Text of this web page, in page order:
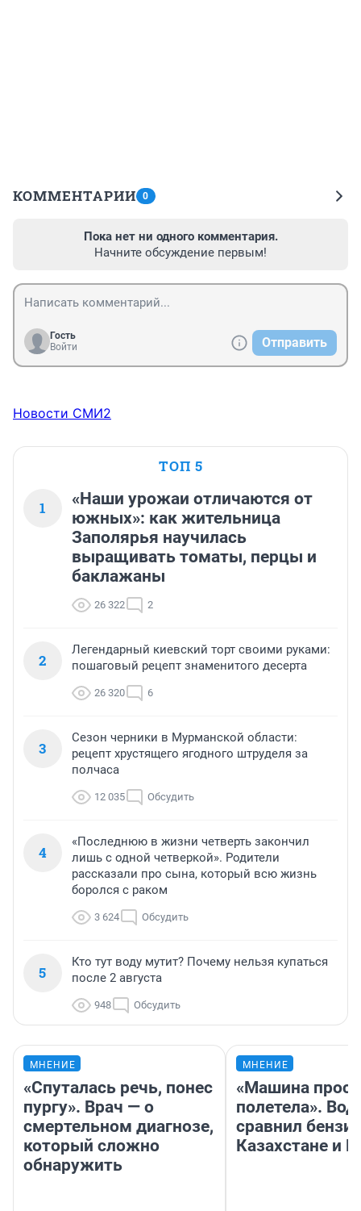
КОММЕНТАРИИ 0
Пока нет ни одного комментария.
Начните обсуждение первым!
Гость
Войти
Отправить
Новости СМИ2
ТОП 5
1
«Наши урожаи отличаются от
южных»: как жительница
Заполярья научилась
выращивать томаты, перцы и
баклажаны
26 322 2
2
Легендарный киевский торт своими руками:
пошаговый рецепт знаменитого десерта
26 320 6
3
Сезон черники в Мурманской области:
рецепт хрустящего ягодного штруделя за
полчаса
12 035 Обсудить
4
«Последнюю в жизни четверть закончил
лишь с одной четверкой». Родители
рассказали про сына, который всю жизнь
боролся с раком
3 624 Обсудить
5
Кто тут воду мутит? Почему нельзя купаться
после 2 августа
948 Обсудить
МНЕНИЕ
«Спуталась речь, понес
пургу». Врач — о
смертельном диагнозе,
который сложно
обнаружить
МНЕНИЕ
«Машина
полетела».
сравнил
Казахстане и